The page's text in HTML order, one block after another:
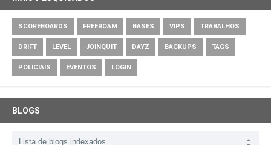
SCOREBOARDS FREEROAM BASES VIPS TRABALHOS
DRIFT LEVEL JOINQUIT DAYZ BACKUPS TAGS
POLICIAIS EVENTOS LOGIN
BLOGS